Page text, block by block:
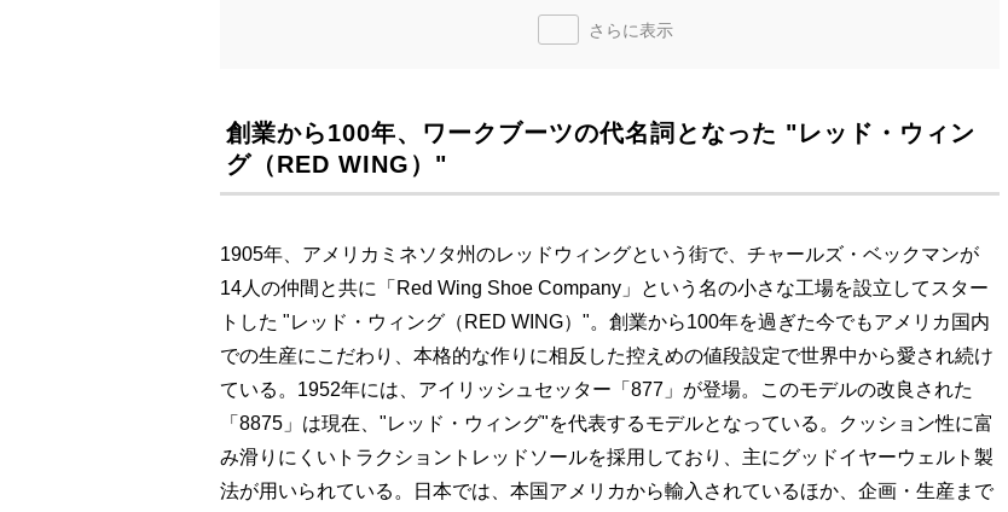
さらに表示
創業から100年、ワークブーツの代名詞となった "レッド・ウィン
グ（RED WING）"
1905年、アメリカミネソタ州のレッドウィングという街で、チャールズ・ベックマンが
14人の仲間と共に「Red Wing Shoe Company」という名の小さな工場を設立してスター
トした "レッド・ウィング（RED WING）"。創業から100年を過ぎた今でもアメリカ国内
での生産にこだわり、本格的な作りに相反した控えめの値段設定で世界中から愛され続け
ている。1952年には、アイリッシュセッター「877」が登場。このモデルの改良された
「8875」は現在、"レッド・ウィング"を代表するモデルとなっている。クッション性に富
み滑りにくいトラクショントレッドソールを採用しており、主にグッドイヤーウェルト製
法が用いられている。日本では、本国アメリカから輸入されているほか、企画・生産まで